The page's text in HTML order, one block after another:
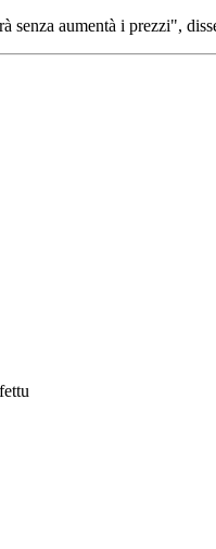
senza aumentà i prezzi",